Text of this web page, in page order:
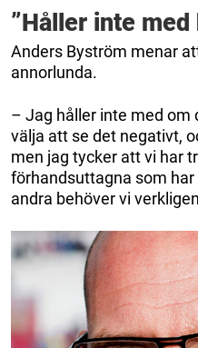
”Håller inte med
Anders Byström menar
annorlunda.
– Jag håller inte med om
välja att se det negativt,
men jag tycker att vi har
förhandsuttagna som
andra behöver vi